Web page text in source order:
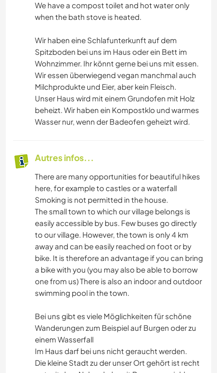
We have a compost toilet and hot water only
when the bath stove is heated.
Wir haben eine Schlafunterkunft auf dem
Spitzboden bei uns im Haus oder ein Bett im
Wohnzimmer. Ihr könnt gerne bei uns mit essen.
Wir essen überwiegend vegan manchmal auch
Milchprodukte und Eier, aber kein Fleisch.
Unser Haus wird mit einem Grundofen mit Holz
beheizt. Wir haben ein Kompostklo und warmes
Wasser nur, wenn der Badeofen geheizt wird.
Autres infos...
There are many opportunities for beautiful hikes
here, for example to castles or a waterfall
Smoking is not permitted in the house.
The small town to which our village belongs is
easily accessible by bus. Few buses go directly
to our village. However, the town is only 4 km
away and can be easily reached on foot or by
bike. It is therefore an advantage if you can bring
a bike with you (you may also be able to borrow
one from us) There is also an indoor and outdoor
swimming pool in the town.
Bei uns gibt es viele Möglichkeiten für schöne
Wanderungen zum Beispiel auf Burgen oder zu
einem Wasserfall
Im Haus darf bei uns nicht geraucht werden.
Die kleine Stadt zu der unser Ort gehört ist recht